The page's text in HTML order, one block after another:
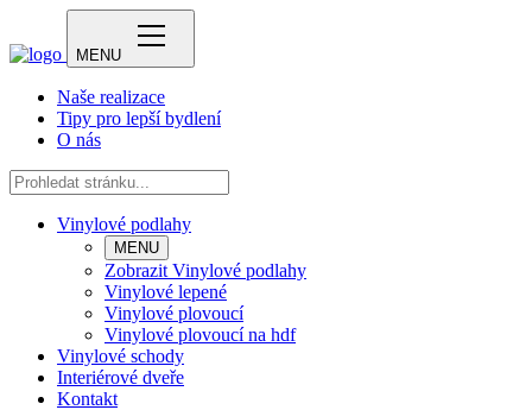
MENU
Naše realizace
Tipy pro lepší bydlení
O nás
Vinylové podlahy
MENU
Zobrazit Vinylové podlahy
Vinylové lepené
Vinylové plovoucí
Vinylové plovoucí na hdf
Vinylové schody
Interiérové dveře
Kontakt